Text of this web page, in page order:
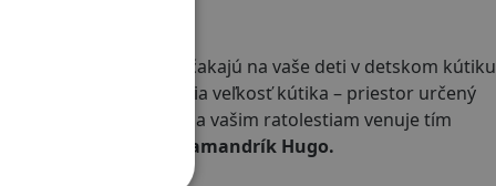
kamaráti a iné hračky čakajú na vaše deti v detskom kútiku
aj malí drobci, ocenia veľkosť kútika – priestor určený
termínoch sa vašim ratolestiam venuje tím
maskot Salamandrík Hugo.